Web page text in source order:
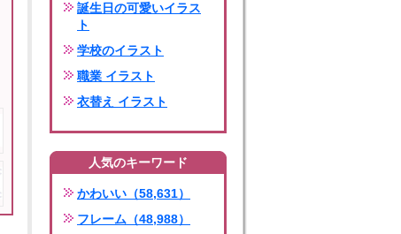
誕生日の可愛いイラス
ト
学校のイラスト
職業 イラスト
衣替え イラスト
人気のキーワード
かわいい（58,631）
フレーム（48,988）